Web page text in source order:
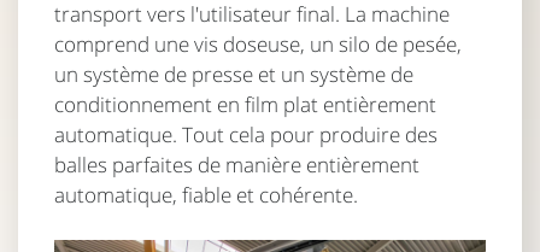
transport vers l'utilisateur final. La machine
comprend une vis doseuse, un silo de pesée,
un système de presse et un système de
conditionnement en film plat entièrement
automatique. Tout cela pour produire des
balles parfaites de manière entièrement
automatique, fiable et cohérente.